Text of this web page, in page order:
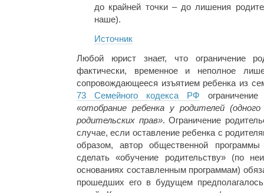
до крайней точки – до лишения
наше).
Источник
Любой юрист знает, что ограничение
фактически, временное и неполное
сопровождающееся изъятием ребенка из
73 Семейного кодекса РФ
«отобрание ребенка у родителей
родительских прав». Ограничение
случае, если оставление ребенка с
образом, автор общественной программы
сделать «обучение родительству» (по
основаниях составленным программам)
прошедших его в будущем